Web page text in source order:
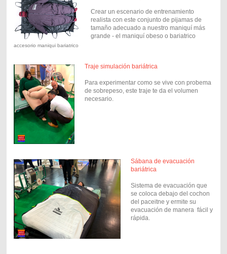
accesorio maniqui bariatrico
Crear un escenario de entrenamiento
realista con este conjunto de pijamas de
tamaño adecuado a nuestro maniquí más
grande - el maniquí obeso o bariatrico
Traje simulación bariátrica
Para experimentar como se vive con probema
de sobrepeso, este traje te da el volumen
necesario.
Sábana de evacuación
bariátrica
Sistema de evacuación que
se coloca debajo del cochon
del paceitne y ermite su
evacuación de manera fácil y
rápida.